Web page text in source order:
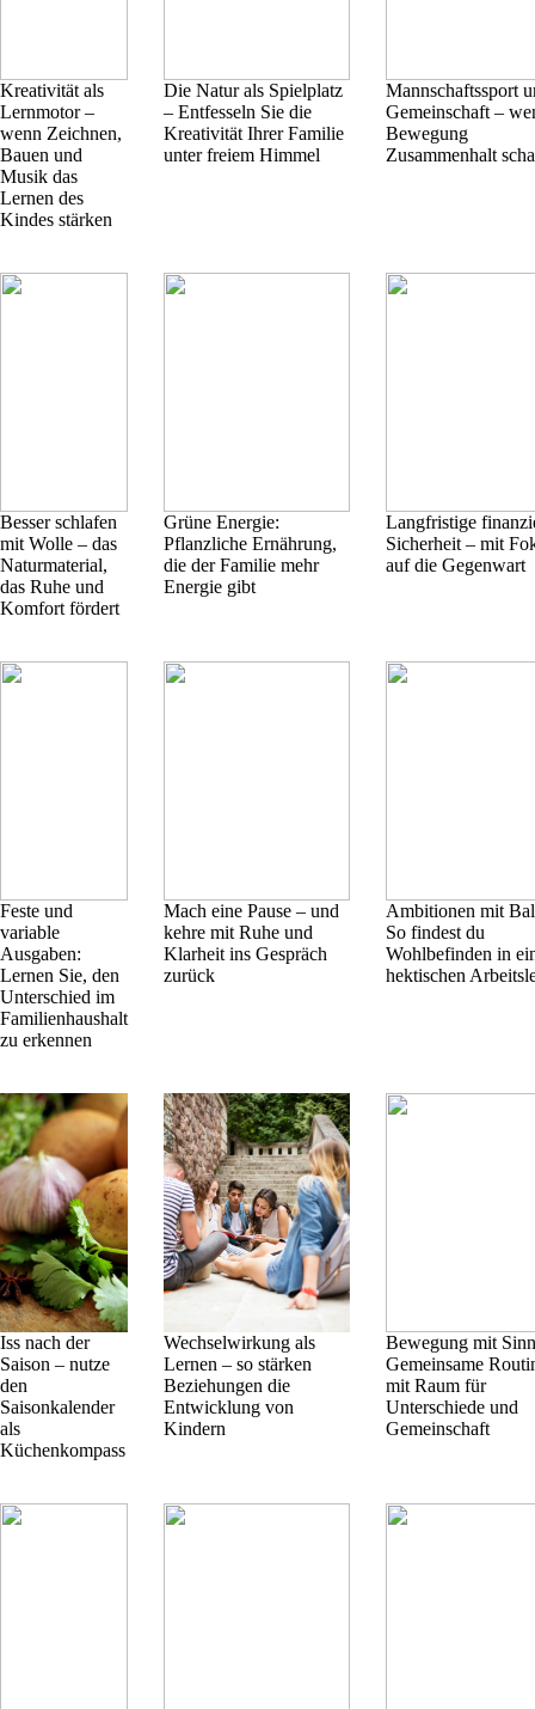
Kreativität als
Lernmotor –
wenn Zeichnen,
Bauen und
Musik das
Lernen des
Kindes stärken
Die Natur als Spielplatz
– Entfesseln Sie die
Kreativität Ihrer Familie
unter freiem Himmel
Mannschaftssport
Gemeinschaft –
Bewegung
Zusammenhalt
Besser schlafen
mit Wolle – das
Naturmaterial,
das Ruhe und
Komfort fördert
Grüne Energie:
Pflanzliche Ernährung,
die der Familie mehr
Energie gibt
Langfristige
Sicherheit – mit
auf die Gegenwart
Feste und
variable
Ausgaben:
Lernen Sie, den
Unterschied im
Familienhaushalt
zu erkennen
Mach eine Pause – und
kehre mit Ruhe und
Klarheit ins Gespräch
zurück
Ambitionen mit
So findest du
Wohlbefinden in
hektischen
Iss nach der
Saison – nutze
den
Saisonkalender
als
Küchenkompass
Wechselwirkung als
Lernen – so stärken
Beziehungen die
Entwicklung von
Kindern
Bewegung mit
Gemeinsame
mit Raum für
Unterschiede und
Gemeinschaft